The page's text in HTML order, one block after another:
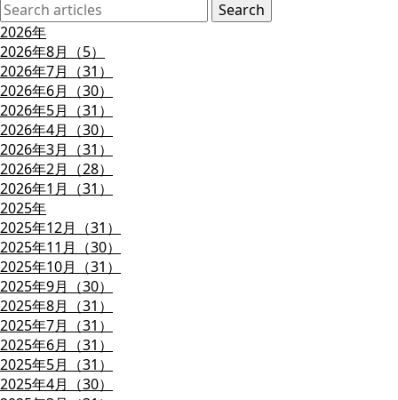
2026年
2026年8月（5）
2026年7月（31）
2026年6月（30）
2026年5月（31）
2026年4月（30）
2026年3月（31）
2026年2月（28）
2026年1月（31）
2025年
2025年12月（31）
2025年11月（30）
2025年10月（31）
2025年9月（30）
2025年8月（31）
2025年7月（31）
2025年6月（31）
2025年5月（31）
2025年4月（30）